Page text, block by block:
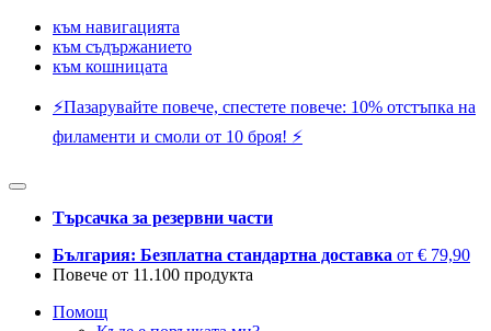
към навигацията
към съдържанието
към кошницата
⚡️Пазарувайте повече, спестете повече: 10% отстъпка на
филаменти и смоли от 10 броя! ⚡️
Търсачка за резервни части
България: Безплатна стандартна доставка от € 79,90
Повече от 11.100 продукта
Помощ